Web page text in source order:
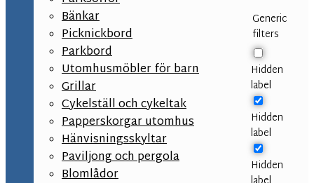
Generic
filters
Hidden
label
Hidden
label
Hidden
Bänkar
Picknickbord
Parkbord
Utomhusmöbler för barn
Grillar
Cykelställ och cykeltak
Papperskorgar utomhus
Hänvisningsskyltar
Paviljong och pergola
Blomlådor